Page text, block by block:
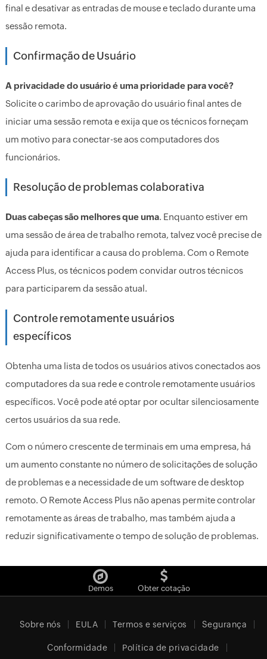
final e desativar as entradas de mouse e teclado durante uma
sessão remota.
Confirmação de Usuário
A privacidade do usuário é uma prioridade para você?
Solicite o carimbo de aprovação do usuário final antes de
iniciar uma sessão remota e exija que os técnicos forneçam
um motivo para conectar-se aos computadores dos
funcionários.
Resolução de problemas colaborativa
Duas cabeças são melhores que uma. Enquanto estiver em
uma sessão de área de trabalho remota, talvez você precise de
ajuda para identificar a causa do problema. Com o Remote
Access Plus, os técnicos podem convidar outros técnicos
para participarem da sessão atual.
Controle remotamente usuários
específicos
Obtenha uma lista de todos os usuários ativos conectados aos
computadores da sua rede e controle remotamente usuários
específicos. Você pode até optar por ocultar silenciosamente
certos usuários da sua rede.
Com o número crescente de terminais em uma empresa, há
um aumento constante no número de solicitações de solução
de problemas e a necessidade de um software de desktop
remoto. O Remote Access Plus não apenas permite controlar
remotamente as áreas de trabalho, mas também ajuda a
reduzir significativamente o tempo de solução de problemas.
Demos Obter cotação
Sobre nós EULA Termos e serviços Segurança
Conformidade Política de privacidade